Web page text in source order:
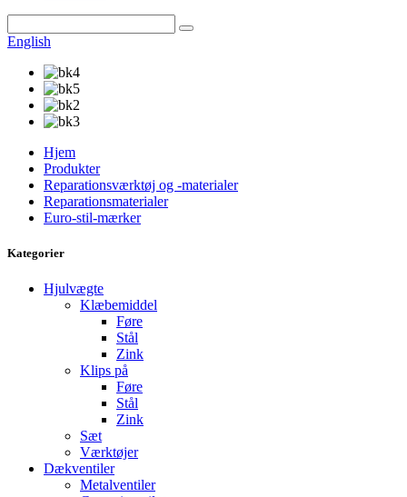
English
Hjem
Produkter
Reparationsværktøj og -materialer
Reparationsmaterialer
Euro-stil-mærker
Kategorier
Hjulvægte
Klæbemiddel
Føre
Stål
Zink
Klips på
Føre
Stål
Zink
Sæt
Værktøjer
Dækventiler
Metalventiler